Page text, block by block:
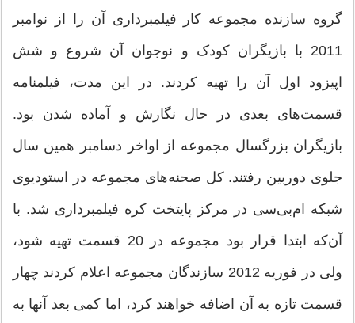
گروه سازنده مجموعه کار فیلمبرداری آن را از نوامبر
2011 با بازیگران کودک و نوجوان آن شروع و شش
اپیزود اول آن را تهیه کردند. در این مدت، فیلمنامه
قسمت‌های بعدی در حال نگارش و آماده شدن بود.
بازیگران بزرگسال مجموعه از اواخر دسامبر همین سال
جلوی دوربین رفتند. کل صحنه‌های مجموعه در استودیوی
شبکه ام‌بی‌سی در مرکز پایتخت کره فیلمبرداری شد. با
آن‌که‌ ابتدا قرار بود مجموعه در 20 قسمت تهیه شود،
ولی در فوریه 2012 سازندگان مجموعه اعلام کردند چهار
قسمت تازه به آن اضافه خواهند کرد، اما کمی بعد آنها به